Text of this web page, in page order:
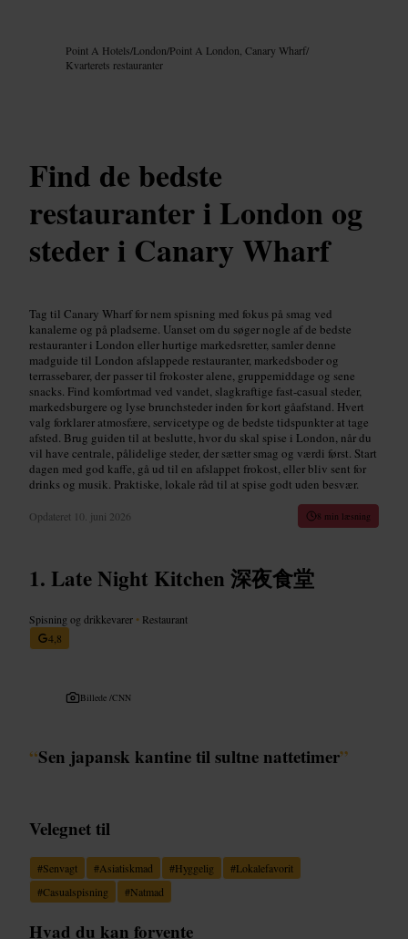
Point A Hotels/London/Point A London, Canary Wharf/
Kvarterets restauranter
Find de bedste
restauranter i London og
steder i Canary Wharf
Tag til Canary Wharf for nem spisning med fokus på smag ved
kanalerne og på pladserne. Uanset om du søger nogle af de bedste
restauranter i London eller hurtige markedsretter, samler denne
madguide til London afslappede restauranter, markedsboder og
terrassebarer, der passer til frokoster alene, gruppemiddage og sene
snacks. Find komfortmad ved vandet, slagkraftige fast-casual steder,
markedsburgere og lyse brunchsteder inden for kort gåafstand. Hvert
valg forklarer atmosfære, servicetype og de bedste tidspunkter at tage
afsted. Brug guiden til at beslutte, hvor du skal spise i London, når du
vil have centrale, pålidelige steder, der sætter smag og værdi først. Start
dagen med god kaffe, gå ud til en afslappet frokost, eller bliv sent for
drinks og musik. Praktiske, lokale råd til at spise godt uden besvær.
Opdateret 10. juni 2026 8 min læsning
Late Night Kitchen 深夜食堂
Spisning og drikkevarer • Restaurant
4,8
Billede /CNN
“Sen japansk kantine til sultne nattetimer”
Velegnet til
#Senvagt #Asiatiskmad #Hyggelig #Lokalefavorit
#Casualspisning #Natmad
Hvad du kan forvente